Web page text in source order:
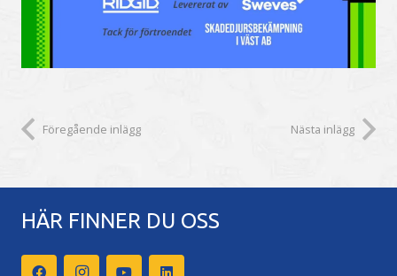
Föregående inlägg Nästa inlägg
HÄR FINNER DU OSS